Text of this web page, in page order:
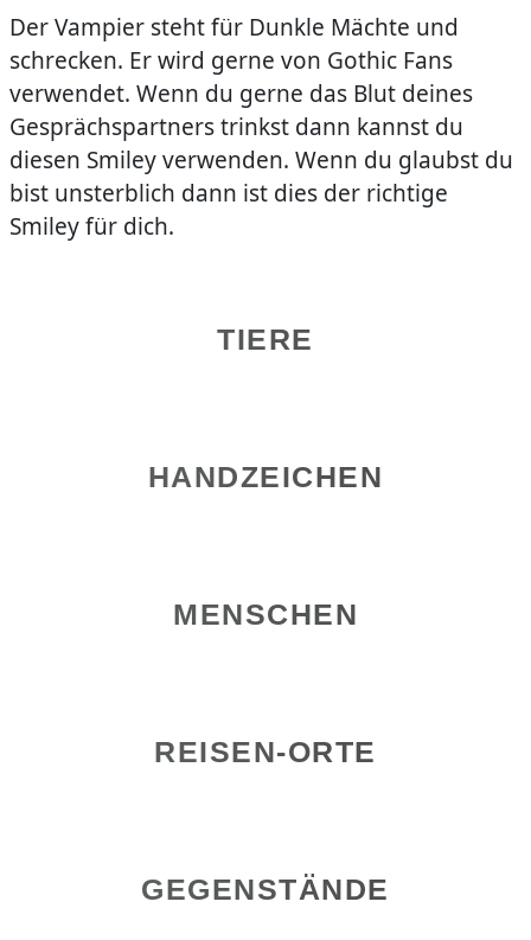
Der Vampier steht für Dunkle Mächte und
schrecken. Er wird gerne von Gothic Fans
verwendet. Wenn du gerne das Blut deines
Gesprächspartners trinkst dann kannst du
diesen Smiley verwenden. Wenn du glaubst du
bist unsterblich dann ist dies der richtige
Smiley für dich.
TIERE
HANDZEICHEN
MENSCHEN
REISEN-ORTE
GEGENSTÄNDE